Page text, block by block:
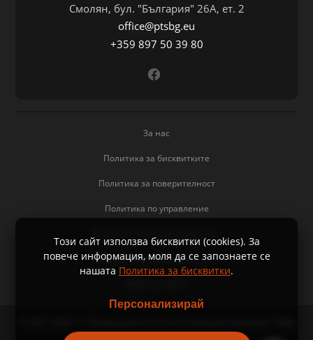
Смолян, бул. "България" 26А, ет. 2
office@ptsbg.eu
+359 897 50 39 80
За нас
Политика за бисквитките
Политика за поверителност
Политика по управление
Управление на бисквитките
Този сайт използва бисквитки (cookies). За
повече информация, моля да се запознаете се
нашaтa Политика за бисквитки.
Персонализирай